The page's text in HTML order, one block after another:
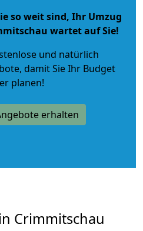
so weit sind, Ihr Umzug
wartet auf Sie!
und natürlich
, damit Sie Ihr Budget
planen!
erhalten
Crimmitschau